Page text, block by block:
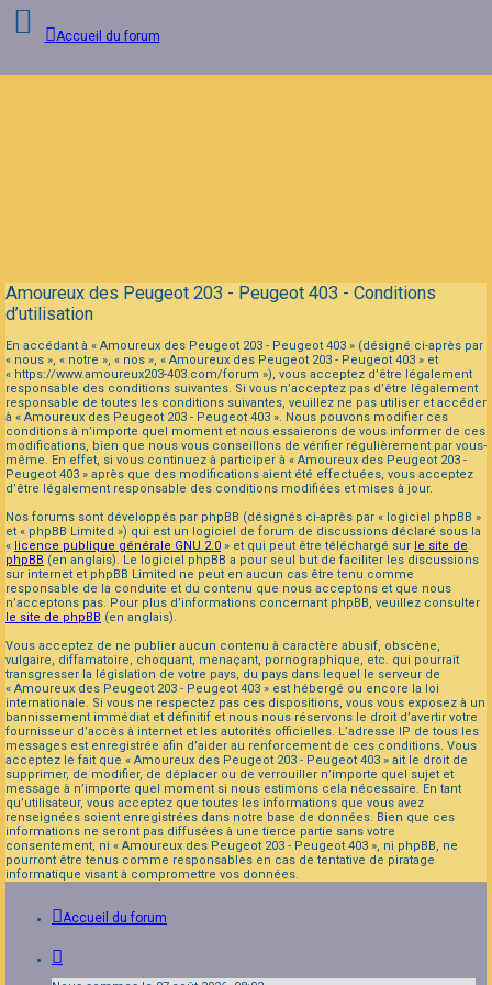
Accueil du forum
Amoureux des Peugeot 203 - Peugeot 403 - Conditions
d’utilisation
En accédant à « Amoureux des Peugeot 203 - Peugeot 403 » (désigné ci-après par
« nous », « notre », « nos », « Amoureux des Peugeot 203 - Peugeot 403 » et
« https://www.amoureux203-403.com/forum »), vous acceptez d’être légalement
responsable des conditions suivantes. Si vous n’acceptez pas d’être légalement
responsable de toutes les conditions suivantes, veuillez ne pas utiliser et accéder
à « Amoureux des Peugeot 203 - Peugeot 403 ». Nous pouvons modifier ces
conditions à n’importe quel moment et nous essaierons de vous informer de ces
modifications, bien que nous vous conseillons de vérifier régulièrement par vous-
même. En effet, si vous continuez à participer à « Amoureux des Peugeot 203 -
Peugeot 403 » après que des modifications aient été effectuées, vous acceptez
d’être légalement responsable des conditions modifiées et mises à jour.
Nos forums sont développés par phpBB (désignés ci-après par « logiciel phpBB »
et « phpBB Limited ») qui est un logiciel de forum de discussions déclaré sous la
« licence publique générale GNU 2.0 » et qui peut être téléchargé sur le site de
phpBB (en anglais). Le logiciel phpBB a pour seul but de faciliter les discussions
sur internet et phpBB Limited ne peut en aucun cas être tenu comme
responsable de la conduite et du contenu que nous acceptons et que nous
n’acceptons pas. Pour plus d’informations concernant phpBB, veuillez consulter
le site de phpBB (en anglais).
Vous acceptez de ne publier aucun contenu à caractère abusif, obscène,
vulgaire, diffamatoire, choquant, menaçant, pornographique, etc. qui pourrait
transgresser la législation de votre pays, du pays dans lequel le serveur de
« Amoureux des Peugeot 203 - Peugeot 403 » est hébergé ou encore la loi
internationale. Si vous ne respectez pas ces dispositions, vous vous exposez à un
bannissement immédiat et définitif et nous nous réservons le droit d’avertir votre
fournisseur d’accès à internet et les autorités officielles. L’adresse IP de tous les
messages est enregistrée afin d’aider au renforcement de ces conditions. Vous
acceptez le fait que « Amoureux des Peugeot 203 - Peugeot 403 » ait le droit de
supprimer, de modifier, de déplacer ou de verrouiller n’importe quel sujet et
message à n’importe quel moment si nous estimons cela nécessaire. En tant
qu’utilisateur, vous acceptez que toutes les informations que vous avez
renseignées soient enregistrées dans notre base de données. Bien que ces
informations ne seront pas diffusées à une tierce partie sans votre
consentement, ni « Amoureux des Peugeot 203 - Peugeot 403 », ni phpBB, ne
pourront être tenus comme responsables en cas de tentative de piratage
informatique visant à compromettre vos données.
Accueil du forum